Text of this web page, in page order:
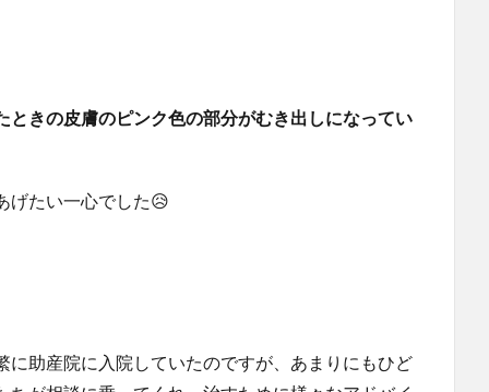
きの皮膚のピンク色の部分がむき出しになってい
げたい一心でした😥
助産院に入院していたのですが、あまりにもひど